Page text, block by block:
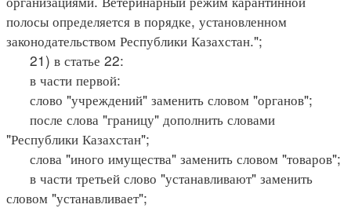
полосы определяется в порядке, установленном
законодательством Республики Казахстан.";
21) в статье 22:
в части первой:
слово "учреждений" заменить словом "органов";
после слова "границу" дополнить словами
"Республики Казахстан";
слова "иного имущества" заменить словом "товаров";
в части третьей слово "устанавливают" заменить
словом "устанавливает";